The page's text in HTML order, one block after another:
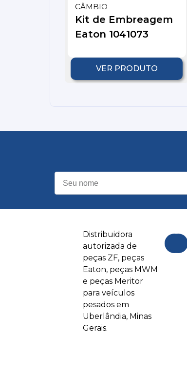
CÂMBIO
Kit de Embreagem
Eaton 1041073
VER PRODUTO
Distribuidora
autorizada de
peças ZF, peças
Eaton, peças MWM
e peças Meritor
para veículos
pesados em
Uberlândia, Minas
Gerais.